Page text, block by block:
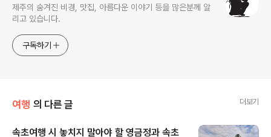
제주의 숨겨진 비경, 맛집, 아름다운 이야기 등을 많은분께 알
리고 있습니다.
구독하기
여행 의 다른 글 더보기
속초여행 시 놓치지 말아야 할 영금정과 속초